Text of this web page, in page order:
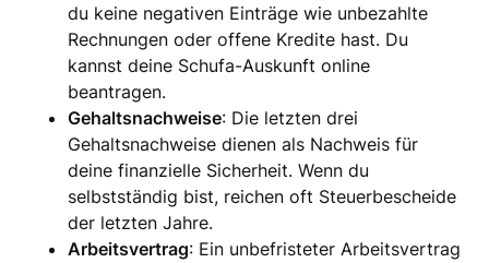
du keine negativen Einträge wie unbezahlte
Rechnungen oder offene Kredite hast. Du
kannst deine Schufa-Auskunft online
beantragen.
Gehaltsnachweise: Die letzten drei
Gehaltsnachweise dienen als Nachweis für
deine finanzielle Sicherheit. Wenn du
selbstständig bist, reichen oft Steuerbescheide
der letzten Jahre.
Arbeitsvertrag: Ein unbefristeter Arbeitsvertrag